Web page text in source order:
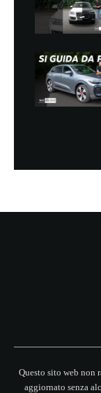
Questo sito web non
aggiornato senza